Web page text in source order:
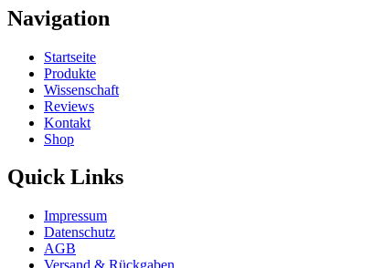
Navigation
Startseite
Produkte
Wissenschaft
Reviews
Kontakt
Shop
Quick Links
Impressum
Datenschutz
AGB